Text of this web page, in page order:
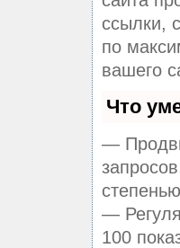
ссылки,
по
вашего
Что
—
—
100